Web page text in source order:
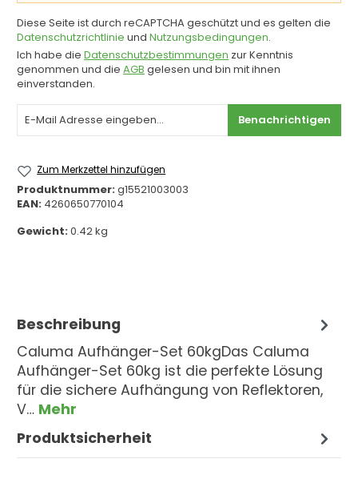
Diese Seite ist durch reCAPTCHA geschützt und es gelten die
Datenschutzrichtlinie und Nutzungsbedingungen.
Ich habe die Datenschutzbestimmungen zur Kenntnis
genommen und die AGB gelesen und bin mit ihnen
einverstanden.
Benachrichtigen
Zum Merkzettel hinzufügen
Produktnummer:g15521003003
EAN: 4260650770104
Gewicht:0.42 kg
Beschreibung
Caluma Aufhänger-Set 60kgDas Caluma
Aufhänger-Set 60kg ist die perfekte Lösung
für die sichere Aufhängung von Reflektoren,
V… Mehr
Produktsicherheit